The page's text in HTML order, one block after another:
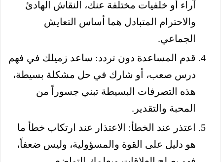
آراء أو خلفيات مختلفة عنك، النقاش الهادئ
والاحترام المتبادل هما أساس التعايش
الجماعي.
قدم المساعدة دون تردد: ساعد زميلك في فهم
درس صعب، أو شارك في حل مشكلة بسيطة،
هذه التصرفات البسيطة تبني جسوراً من
المحبة والتقدير.
اعتذر عند الخطأ: الاعتذار عند ارتكاب خطأ ما
هو دليل على القوة والمسؤولية، وليس ضعفاً،